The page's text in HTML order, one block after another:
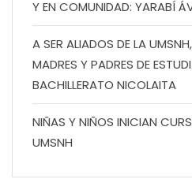
Y EN COMUNIDAD: YARABÍ
A SER ALIADOS DE LA
MADRES Y PADRES DE
BACHILLERATO NICOLAITA
NIÑAS Y NIÑOS INICIAN
UMSNH